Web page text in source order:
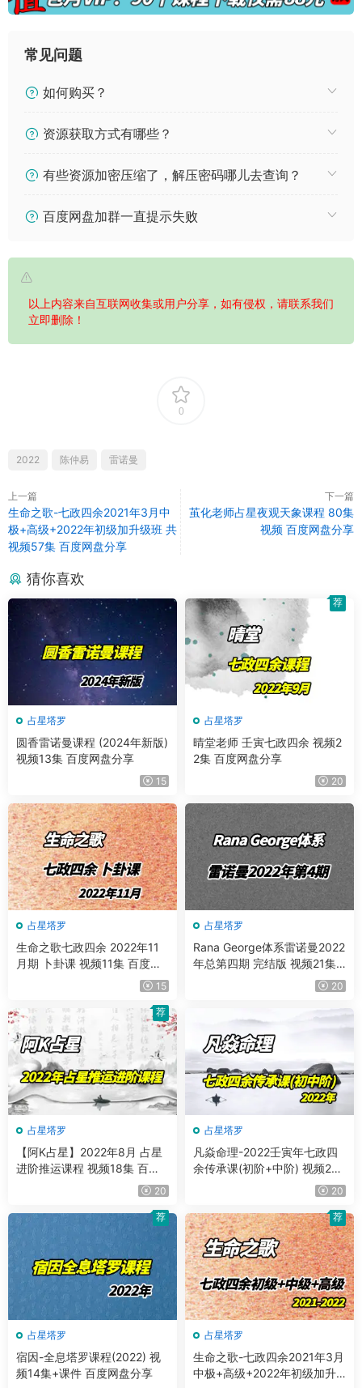
常见问题
如何购买？
资源获取方式有哪些？
有些资源加密压缩了，解压密码哪儿去查询？
百度网盘加群一直提示失败
以上内容来自互联网收集或用户分享，如有侵权，请联系我们
立即删除！
0
2022 陈仲易 雷诺曼
上一篇
生命之歌-七政四余2021年3月中
极+高级+2022年初级加升级班 共
视频57集 百度网盘分享
下一篇
茧化老师占星夜观天象课程 80集
视频 百度网盘分享
猜你喜欢
占星塔罗
圆香雷诺曼课程 (2024年新版)
视频13集 百度网盘分享
15
占星塔罗
晴堂老师 壬寅七政四余 视频2
2集 百度网盘分享
20
荐
占星塔罗
生命之歌七政四余 2022年11
月期 卜卦课 视频11集 百度网
15
占星塔罗
Rana George体系雷诺曼2022
年总第四期 完结版 视频21集
20
占星塔罗
【阿K占星】2022年8月 占星
进阶推运课程 视频18集 百度
20
荐
占星塔罗
凡焱命理-2022壬寅年七政四
余传承课(初阶+中阶) 视频27
20
占星塔罗
宿因-全息塔罗课程(2022) 视
频14集+课件 百度网盘分享
荐
占星塔罗
生命之歌-七政四余2021年3月
中极+高级+2022年初级加升
荐